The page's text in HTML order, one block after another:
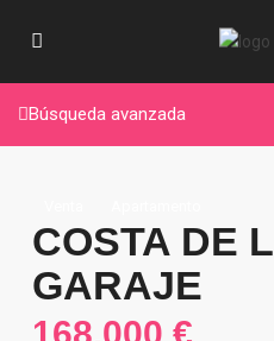
Búsqueda avanzada
COSTA DE
GARAJE
168.000 €